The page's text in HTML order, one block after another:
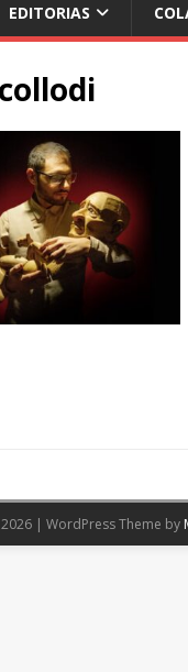
EDITORIAS
| WordPress Theme by